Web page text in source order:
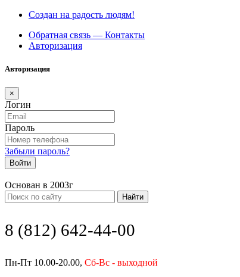
Создан на радость людям!
Обратная связь — Контакты
Авторизация
Авторизация
×
Логин
Пароль
Забыли пароль?
Войти
Основан в 2003г
Найти
8 (812) 642-44-00
Пн-Пт 10.00-20.00, Сб-Вс - выходной